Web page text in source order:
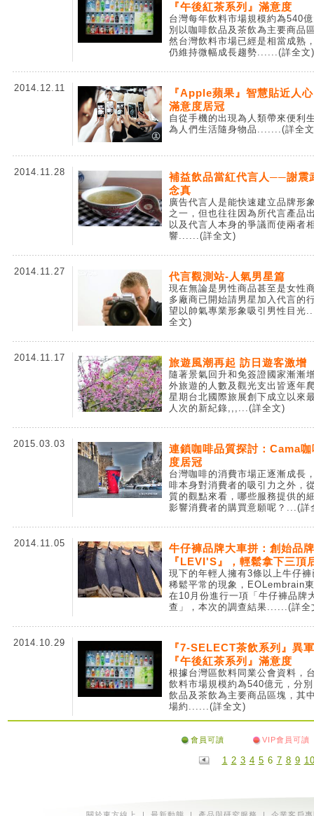
『午後紅茶系列』滿意度
台灣每年飲料市場規模約為540
別以咖啡飲品及茶飲為主要商品
然台灣飲料市場已經是相當成熟
仍維持微幅成長趨勢... ...(詳全文)
2014.12.11
『Apple蘋果』智慧貼近人
滿意度居冠
自從手機的出現為人類帶來便利
為人們生活隨身物品.... ...(詳全
2014.11.28
補益飲品當紅代言人──謝震
念真
廣告代言人是能快速建立品牌形
之一，但也往往因為所代言產品
以及代言人本身的爭議而使兩者
響... ...(詳全文)
2014.11.27 代言觀測站-人氣男星篇
現在無論是男性商品甚至是女性
多廠商已開始請男星加入代言的
望以帥氣專業形象吸引男性目光
全文)
2014.11.17 旅遊風潮再起 訪日遊客激增
隨著景氣回升和免簽證國家漸漸
外旅遊的人數及觀光支出皆逐年
星期台北國際旅展創下成立以來
人次的新紀錄,,, ...(詳全文)
2015.03.03
連鎖咖啡品質探討：Cama咖
度居冠
台灣咖啡的消費市場正逐漸成長
啡本身對消費者的吸引力之外，
質的觀點來看，哪些服務提供的
影響消費者的購買意願呢？ ...(詳
2014.11.05
牛仔褲品牌大車拼：創始品牌
『LEVI'S』，輕鬆拿下三頂
現下的年輕人擁有3條以上牛仔褲
稀鬆平常的現象，EOLembrain
在10月份進行一項「牛仔褲品牌
查」，本次的調查結果... ...(詳全
2014.10.29
『7-SELECT茶飲系列』異
『午後紅茶系列』滿意度
根據台灣區飲料同業公會資料，
飲料市場規模約為540億元，分
飲品及茶飲為主要商品區塊，其
場約... ...(詳全文)
會員可讀 VIP會員可讀
1 2 3 4 5 6 7 8 9